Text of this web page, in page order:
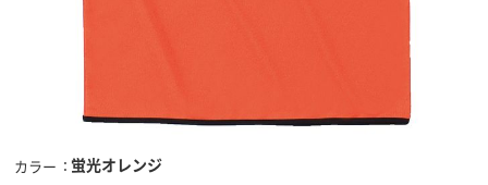
カラー 蛍光オレンジ